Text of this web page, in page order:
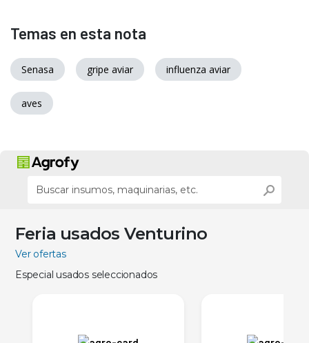
Temas en esta nota
Senasa gripe aviar influenza aviar
aves
Feria usados Venturino
Ver ofertas
Especial usados seleccionados